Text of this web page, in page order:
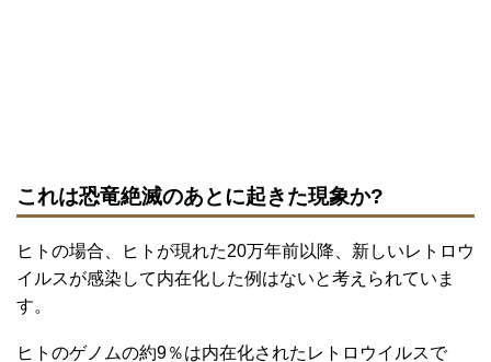
これは恐竜絶滅のあとに起きた現象か?
ヒトの場合、ヒトが現れた20万年前以降、新しいレトロウ
イルスが感染して内在化した例はないと考えられていま
す。
ヒトのゲノムの約9％は内在化されたレトロウイルスで